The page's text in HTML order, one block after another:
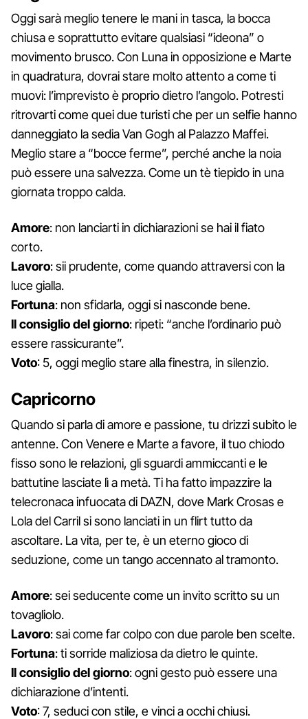
Oggi sarà meglio tenere le mani in tasca, la bocca
chiusa e soprattutto evitare qualsiasi “ideona” o
movimento brusco. Con Luna in opposizione e Marte
in quadratura, dovrai stare molto attento a come ti
muovi: l’imprevisto è proprio dietro l’angolo. Potresti
ritrovarti come quei due turisti che per un selfie hanno
danneggiato la sedia Van Gogh al Palazzo Maffei.
Meglio stare a “bocce ferme”, perché anche la noia
può essere una salvezza. Come un tè tiepido in una
giornata troppo calda.
Amore: non lanciarti in dichiarazioni se hai il fiato
corto.
Lavoro: sii prudente, come quando attraversi con la
luce gialla.
Fortuna: non sfidarla, oggi si nasconde bene.
Il consiglio del giorno: ripeti: “anche l’ordinario può
essere rassicurante”.
Voto: 5, oggi meglio stare alla finestra, in silenzio.
Capricorno
Quando si parla di amore e passione, tu drizzi subito le
antenne. Con Venere e Marte a favore, il tuo chiodo
fisso sono le relazioni, gli sguardi ammiccanti e le
battutine lasciate lì a metà. Ti ha fatto impazzire la
telecronaca infuocata di DAZN, dove Mark Crosas e
Lola del Carril si sono lanciati in un flirt tutto da
ascoltare. La vita, per te, è un eterno gioco di
seduzione, come un tango accennato al tramonto.
Amore: sei seducente come un invito scritto su un
tovagliolo.
Lavoro: sai come far colpo con due parole ben scelte.
Fortuna: ti sorride maliziosa da dietro le quinte.
Il consiglio del giorno: ogni gesto può essere una
dichiarazione d’intenti.
Voto: 7, seduci con stile, e vinci a occhi chiusi.